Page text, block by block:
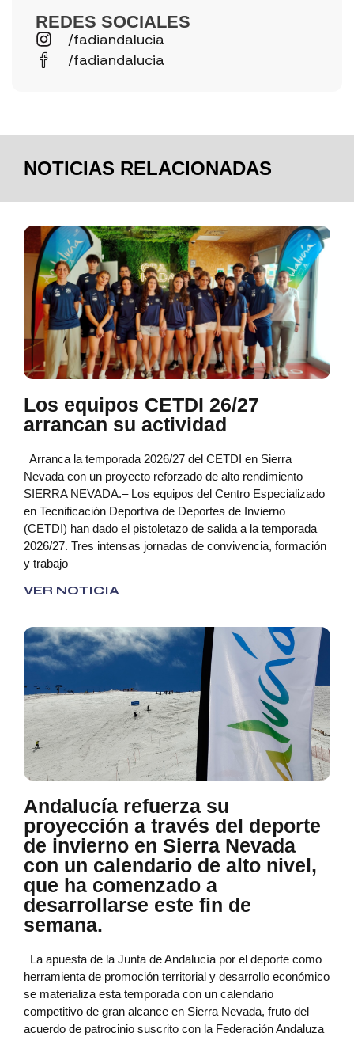
REDES SOCIALES
/fadiandalucia
/fadiandalucia
NOTICIAS RELACIONADAS
Los equipos CETDI 26/27
arrancan su actividad
Arranca la temporada 2026/27 del CETDI en Sierra
Nevada con un proyecto reforzado de alto rendimiento
SIERRA NEVADA.– Los equipos del Centro Especializado
en Tecnificación Deportiva de Deportes de Invierno
(CETDI) han dado el pistoletazo de salida a la temporada
2026/27. Tres intensas jornadas de convivencia, formación
y trabajo
VER NOTICIA
Andalucía refuerza su
proyección a través del deporte
de invierno en Sierra Nevada
con un calendario de alto nivel,
que ha comenzado a
desarrollarse este fin de
semana.
La apuesta de la Junta de Andalucía por el deporte como
herramienta de promoción territorial y desarrollo económico
se materializa esta temporada con un calendario
competitivo de gran alcance en Sierra Nevada, fruto del
acuerdo de patrocinio suscrito con la Federación Andaluza